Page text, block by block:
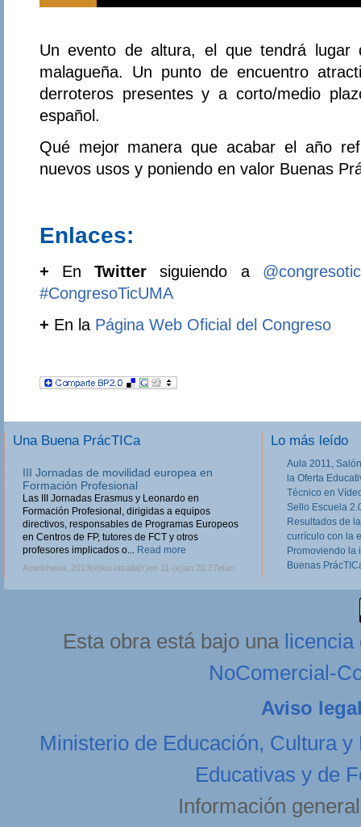
Un evento de altura, el que tendrá
malagueña. Un punto de encuentro
derroteros presentes y a corto/medio
español.
Qué mejor manera que acabar el año
nuevos usos y poniendo en valor Buenas
Enlaces:
+ EnTwittersiguiendo a
#CongresoTicUMA
+ En la Página Web Oficial del Congreso
Una Buena PrácTICa
III Jornadas de movilidad europea en
Formación Profesional
Las III Jornadas Erasmus y Leonardo en
Formación Profesional, dirigidas a equipos
directivos, responsables de Programas Europeos
en Centros de FP, tutores de FCT y otros
profesores implicados o... Read more
Astelehena, 2013(e)ko otsaila(r)en 11-(e)an 20:27etan
Lo más leído
Aula 2011,
la Oferta
Técnico en
Sello Escuela
Resultados de
currículo con la
Promoviendo la
Buenas
Esta obra está bajo una licencia
NoComercial-
Aviso
Ministerio de Educación, Cultura y
Educativas y de
Información